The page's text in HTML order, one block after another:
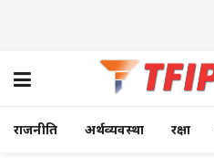
राजनीति अर्थव्यवस्था रक्षा